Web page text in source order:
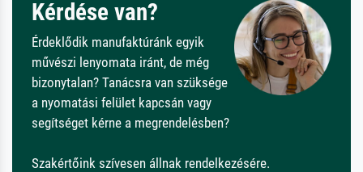
Kérdése van?
Érdeklődik manufaktúránk egyik
művészi lenyomata iránt, de még
bizonytalan? Tanácsra van szüksége
a nyomatási felület kapcsán vagy
segítséget kérne a megrendelésben?
Szakértőink szívesen állnak rendelkezésére.